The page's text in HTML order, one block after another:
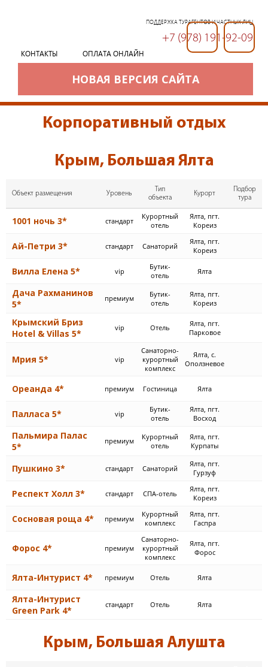
НОВАЯ ВЕРСИЯ САЙТА
КОНТАКТЫ ОПЛАТА ОНЛАЙН
ПОДДЕРЖКА ТУРАГЕНТОВ И ЧАСТНЫХ ЛИЦ
+7 (978) 191-92-09
Корпоративный отдых
Крым, Большая Ялта
Объект размещения Уровень
Тип
объекта
Курорт
Подбор
тура
1001 ночь 3* стандарт
Курортный
отель
Ялта, пгт.
Кореиз
Ай-Петри 3* стандарт Cанаторий
Ялта, пгт.
Кореиз
Вилла Елена 5* vip
Бутик-
отель
Ялта
Дача Рахманинов
5*
премиум
Бутик-
отель
Ялта, пгт.
Кореиз
Крымский Бриз
Hotel & Villas 5*
vip Отель
Ялта, пгт.
Парковое
Мрия 5* vip
Cанаторно-
курортный
комплекс
Ялта, с.
Оползневое
Ореанда 4* премиум Гостиница Ялта
Палласа 5* vip
Бутик-
отель
Ялта, пгт.
Восход
Пальмира Палас
5*
премиум
Курортный
отель
Ялта, пгт.
Курпаты
Пушкино 3* стандарт Cанаторий
Ялта, пгт.
Гурзуф
Респект Холл 3* стандарт СПА-отель
Ялта, пгт.
Кореиз
Сосновая роща 4* премиум
Курортный
комплекс
Ялта, пгт.
Гаспра
Форос 4* премиум
Cанаторно-
курортный
комплекс
Ялта, пгт.
Форос
Ялта-Интурист 4* премиум Отель Ялта
Ялта-Интурист
Green Park 4*
стандарт Отель Ялта
Крым, Большая Алушта